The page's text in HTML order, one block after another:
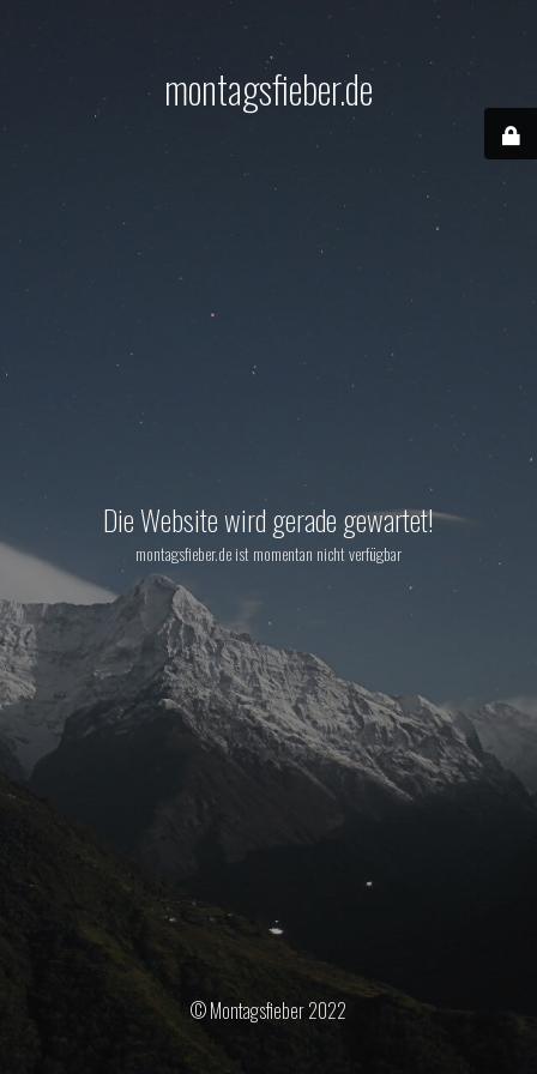
montagsfieber.de
Die Website wird gerade gewartet!
montagsfieber.de ist momentan nicht verfügbar
© Montagsfieber 2022